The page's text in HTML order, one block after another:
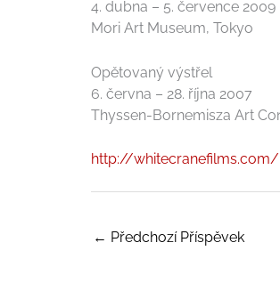
4. dubna – 5. července 2009
Mori Art Museum, Tokyo
Opětovaný výstřel
6. června – 28. října 2007
Thyssen-Bornemisza Art
http://
← Předchozí Příspěvek